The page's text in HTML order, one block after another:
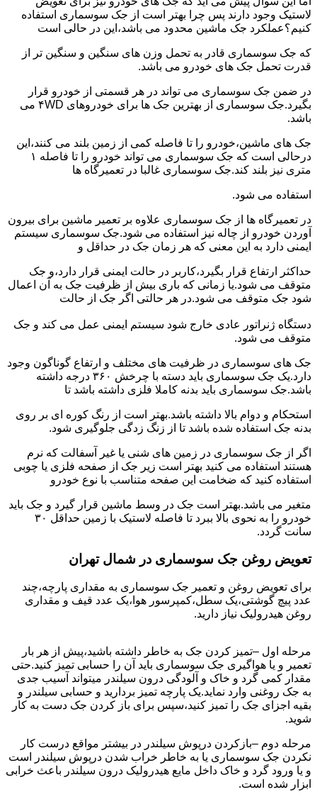
لاستیک وجود دارند پس چرا بهتر است از جک سوسماری استفاده
کنیم؟عملکرد جک ماشین محدود می باشد،این در حالی است
که جک سوسماری قادر به تحمل وزن های سنگین و سنگین تر از
قدرت تحمل جک های خودرو می باشد.
در ضمن جک سوسماری می تواند در هر قسمتی از خودرو قرار
بگیرد.جک سوسماری از بهترین جک ها برای خودروهای ۴WD می
باشد.
جک های ماشین،خودرو را تا فاصله کمی از زمین بلند می کنند،این
درحالی است که جک سوسماری می تواند خودرو را تا فاصله ۱
متری نیز بلند کند.جک سوسماری غالبا در تعمیرگاه ها
استفاده می شود.
در تعمیرگاه ها از جک سوسماری علاوه بر تعمیر ماشین برای بیرون
آوردن خودرو از چاله نیز استفاده می شود.جک سوسماری سیستم
ایمنی دارد به این معنی که هر زمان جک در حداقل و
حداکثر ارتفاع قرار بگیرد،کاربر در حالت ایمنی قرار دارد،و جک
متوقف می شود.یا زمانی که باری بیش از ظرفیت جک به آن اعمال
شود جک متوقف می شود.در هر حالتی اگر جک از حالت
دستگاه ژنراتور عادی خارج شود سیستم ایمنی عمل می کند و جک
متوقف می شود.
جک های سوسماری در ظرفیت های مختلف و ارتفاع گوناگون وجود
دارد.یک جک سوسماری باید دسته با چرخش ۳۶۰ درجه داشته
باشد.جک سوسماری باید بدنه کاملا فلزی داشته باشد تا
استحکام و دوام بالا داشته باشد.بهتر است از رنگ کوره ای بر روی
بدنه جک استفاده شده باشد تا از زنگ زدگی جلوگیری شود.
اگر از جک سوسماری در زمین های شنی یا غیر آسفالت که نرم
هستند استفاده می کنید بهتر است زیر جک از صفحه فلزی یا چوبی
استفاده کنید که ضخامت این صفحه متناسب با نوع خودرو
متغیر می باشد.بهتر است جک در وسط ماشین قرار گیرد و جک باید
خودرو را به نحوی بالا ببرد تا فاصله لاستیک با زمین حداقل ۳۰
سانت گردد.
تعویض روغن جک سوسماری در شمال تهران
برای تعویض روغن و تعمیر جک سوسماری به مقداری پارچه،چند
عدد پیچ گوشتی،یک سطل،کمپرسور هوا،یک عدد قیف و مقداری
روغن هیدرولیک نیاز دارید.
مرحله اول –تمیز کردن جک به خاطر داشته باشید،پیش از هر بار
تعمیر و یا هواگیری جک سوسماری باید آن را حسابی تمیز کنید.حتی
مقدار کمی گرد و خاک و آلودگی درون سیلندر میتواند آسیب جدی
به جک روغنی وارد نماید.یک پارچه تمیز بردارید و حسابی سیلندر و
بقیه اجزای جک را تمیز کنید،سپس برای باز کردن جک دست به کار
شوید.
مرحله دوم –بازکردن درپوش سیلندر در بیشتر مواقع درست کار
نکردن جک سوسماری یا به خاطر خراب شدن درپوش سیلندر است
و یا ورود گرد و خاک داخل مایع هیدرولیک درون سیلندر باعث خرابی
ابزار شده است.